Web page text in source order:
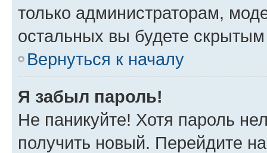
только администраторам,
остальных вы будете
Вернуться к началу
Я забыл пароль!
Не паникуйте! Хотя пароль
получить новый. Перейдите